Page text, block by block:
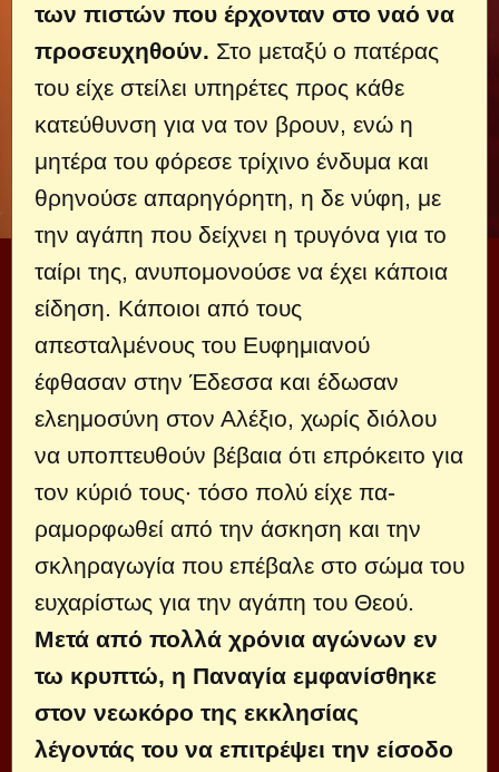
των πιστών που έρχονταν στο ναό να
προσευχηθούν. Στο μεταξύ ο πατέρας
του είχε στείλει υπηρέτες προς κάθε
κατεύθυνση για να τον βρουν, ενώ η
μητέρα του φόρεσε τρίχινο ένδυμα και
θρηνούσε απαρηγόρητη, η δε νύφη, με
την αγάπη που δείχνει η τρυγόνα για το
ταίρι της, ανυπομονούσε να έχει κάποια
είδηση. Κάποιοι από τους
απεσταλμένους του Ευφημιανού
έφθασαν στην Έδεσσα και έδωσαν
ελεημοσύνη στον Αλέξιο, χωρίς διόλου
να υποπτευθούν βέβαια ότι επρόκειτο για
τον κύριό τους· τόσο πολύ είχε πα­
ραμορφωθεί από την άσκηση και την
σκληραγωγία που επέβαλε στο σώμα του
ευχαρίστως για την αγάπη του Θεού.
Μετά από πολλά χρόνια αγώνων εν
τω κρυπτώ, η Παναγία εμφανίσθηκε
στον νεωκόρο της εκκλησίας
λέγοντάς του να επιτρέψει την είσοδο